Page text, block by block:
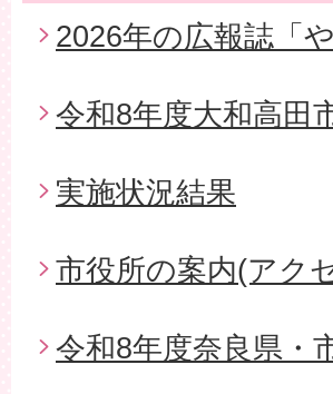
2026年の広報誌「
令和8年度大和高田
実施状況結果
市役所の案内(アク
令和8年度奈良県・